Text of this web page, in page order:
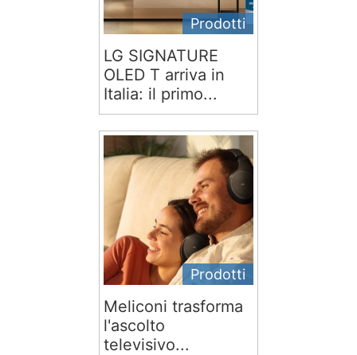
Prodotti
LG SIGNATURE
OLED T arriva in
Italia: il primo...
Prodotti
Meliconi trasforma
l'ascolto
televisivo...